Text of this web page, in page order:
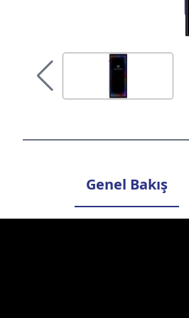
Genel Bakış